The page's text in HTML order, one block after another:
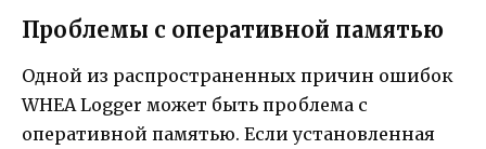
Проблемы с оперативной памятью
Одной из распространенных причин ошибок
WHEA Logger может быть проблема с
оперативной памятью. Если установленная